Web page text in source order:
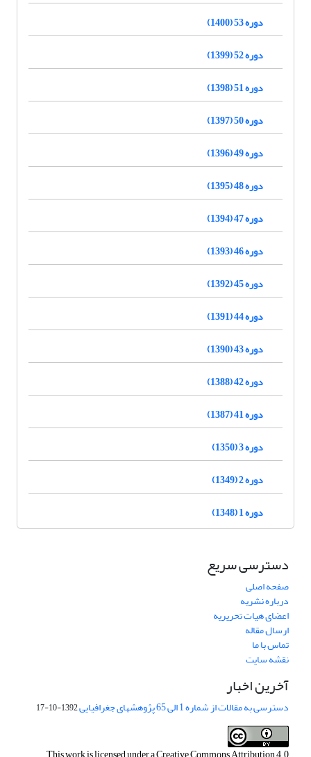
دوره 53 (1400)
دوره 52 (1399)
دوره 51 (1398)
دوره 50 (1397)
دوره 49 (1396)
دوره 48 (1395)
دوره 47 (1394)
دوره 46 (1393)
دوره 45 (1392)
دوره 44 (1391)
دوره 43 (1390)
دوره 42 (1388)
دوره 41 (1387)
دوره 3 (1350)
دوره 2 (1349)
دوره 1 (1348)
دسترسی سریع
صفحه اصلی
درباره نشریه
اعضای هیات تحریریه
ارسال مقاله
تماس با ما
نقشه سایت
آخرین اخبار
دسترسی به مقالات از شماره 1 الی 65 پژوهشهای جغرافیایی 1392-10-17